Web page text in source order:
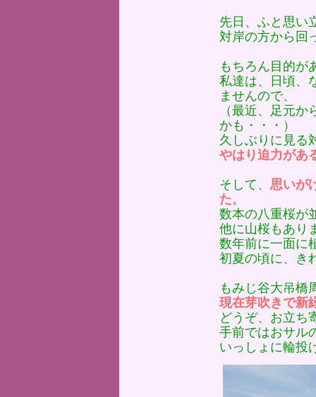
先日、ふと思い
対岸の方から回
もちろん目的が
私達は、日頃、
ませんので、
（最近、足元
かも・・・）
久しぶりに見る
やはり迫力があ
そして、 思いが
た。
数本の八重桜が
他に山桜もあり
数年前に一面に
初夏の頃に、き
もみじ谷大吊橋
現在芽吹きで新
どうぞ、お立ち
手前ではおサル
いっしょに輪投